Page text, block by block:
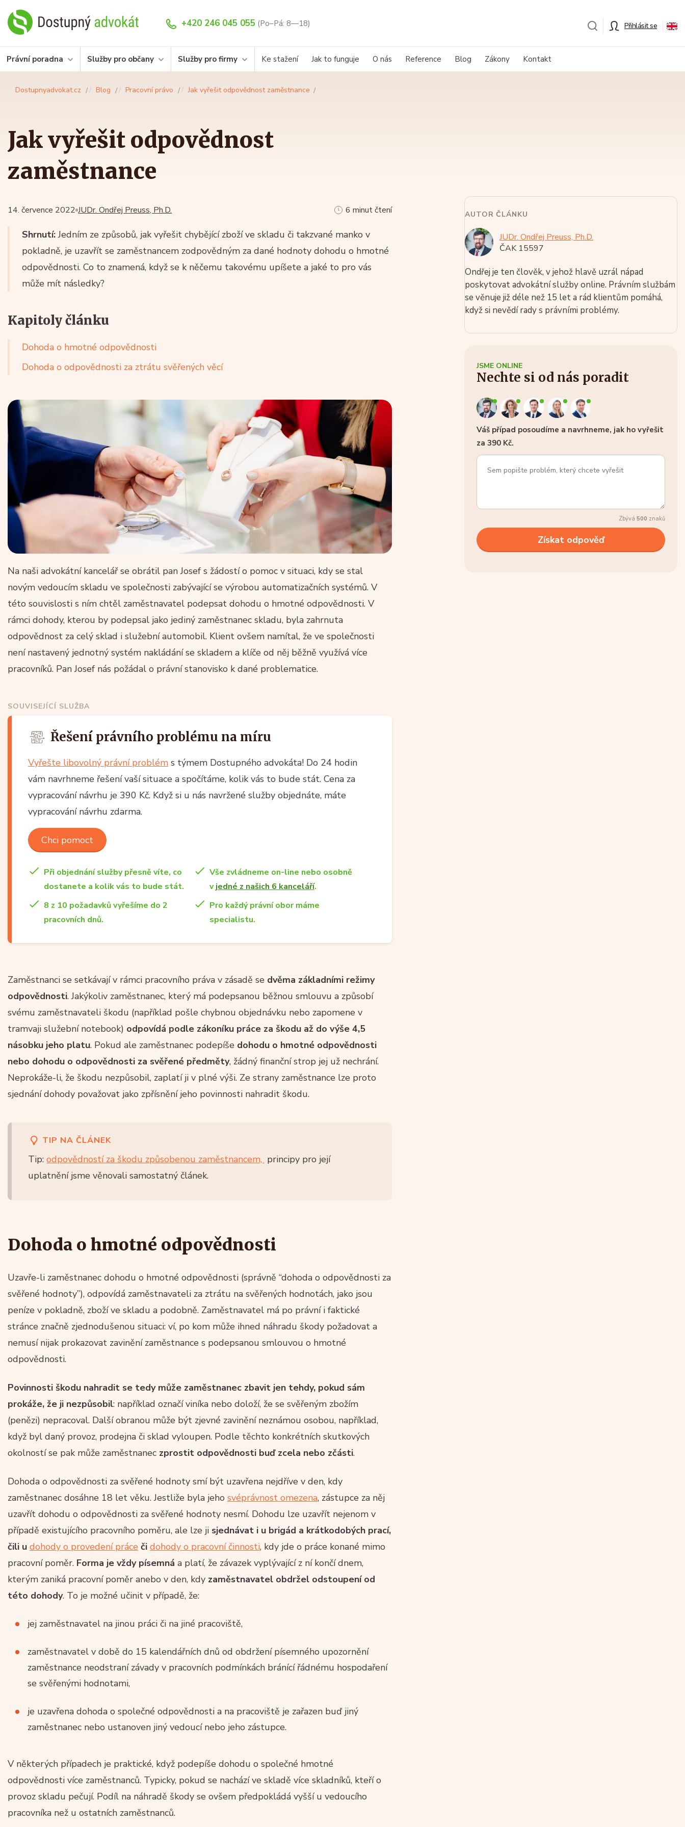
+420 246 045 055 (Po–Pá: 8—18) Přihlásit se
Právní poradna Služby pro občany Služby pro firmy Ke stažení Jak to funguje O nás Reference Blog Zákony Kontakt
Dostupnyadvokat.cz Blog Pracovní právo Jak vyřešit odpovědnost zaměstnance
Jak vyřešit odpovědnost
zaměstnance
JUDr. Ondřej Preuss, Ph.D.
14. července 2022 6 minut čtení
Shrnutí:Jedním ze způsobů, jak vyřešit chybějící zboží ve skladu či takzvané manko v
pokladně, je uzavřít se zaměstnancem zodpovědným za dané hodnoty dohodu o hmotné
odpovědnosti. Co to znamená, když se k něčemu takovému upíšete a jaké to pro vás
může mít následky?
Kapitoly článku
Dohoda o hmotné odpovědnosti
Dohoda o odpovědnosti za ztrátu svěřených věcí
Na naši advokátní kancelář se obrátil pan Josef s žádostí o pomoc v situaci, kdy se stal
novým vedoucím skladu ve společnosti zabývající se výrobou automatizačních systémů. V
této souvislosti s ním chtěl zaměstnavatel podepsat dohodu o hmotné odpovědnosti. V
rámci dohody, kterou by podepsal jako jediný zaměstnanec skladu, byla zahrnuta
odpovědnost za celý sklad i služební automobil. Klient ovšem namítal, že ve společnosti
není nastavený jednotný systém nakládání se skladem a klíče od něj běžně využívá více
pracovníků. Pan Josef nás požádal o právní stanovisko k dané problematice.
SOUVISEJÍCÍ SLUŽBA
Řešení právního problému na míru
Vyřešte libovolný právní problém s týmem Dostupného advokáta! Do 24 hodin
vám navrhneme řešení vaší situace a spočítáme, kolik vás to bude stát. Cena za
vypracování návrhu je 390 Kč. Když si u nás navržené služby objednáte, máte
vypracování návrhu zdarma.
Chci pomoct
Při objednání služby přesně víte, co
dostanete a kolik vás to bude stát.
Vše zvládneme on-line nebo osobně
vjedné z našich 6 kanceláří.
8 z 10 požadavků vyřešíme do 2
pracovních dnů.
Pro každý právní obor máme
specialistu.
Zaměstnanci se setkávají v rámci pracovního práva v zásadě se dvěma základními režimy
odpovědnosti. Jakýkoliv zaměstnanec, který má podepsanou běžnou smlouvu a způsobí
svému zaměstnavateli škodu (například pošle chybnou objednávku nebo zapomene v
tramvaji služební notebook) odpovídá podle zákoníku práce za škodu až do výše 4,5
násobku jeho platu. Pokud ale zaměstnanec podepíše dohodu o hmotné odpovědnosti
nebo dohodu o odpovědnosti za svěřené předměty, žádný finanční strop jej už nechrání.
Neprokáže-li, že škodu nezpůsobil, zaplatí ji v plné výši. Ze strany zaměstnance lze proto
sjednání dohody považovat jako zpřísnění jeho povinnosti nahradit škodu.
TIP NA ČLÁNEK
Tip: odpovědností za škodu způsobenou zaměstnancem, principy pro její
uplatnění jsme věnovali samostatný článek.
Dohoda o hmotné odpovědnosti
Uzavře-li zaměstnanec dohodu o hmotné odpovědnosti (správně “dohoda o odpovědnosti za
svěřené hodnoty”), odpovídá zaměstnavateli za ztrátu na svěřených hodnotách, jako jsou
peníze v pokladně, zboží ve skladu a podobně. Zaměstnavatel má po právní i faktické
stránce značně zjednodušenou situaci: ví, po kom může ihned náhradu škody požadovat a
nemusí nijak prokazovat zavinění zaměstnance s podepsanou smlouvou o hmotné
odpovědnosti.
Povinnosti škodu nahradit se tedy může zaměstnanec zbavit jen tehdy, pokud sám
prokáže, že ji nezpůsobil: například označí viníka nebo doloží, že se svěřeným zbožím
(penězi) nepracoval. Další obranou může být zjevné zavinění neznámou osobou, například,
když byl daný provoz, prodejna či sklad vyloupen. Podle těchto konkrétních skutkových
okolností se pak může zaměstnanec zprostit odpovědnosti buď zcela nebo zčásti.
Dohoda o odpovědnosti za svěřené hodnoty smí být uzavřena nejdříve v den, kdy
zaměstnanec dosáhne 18 let věku. Jestliže byla jeho svéprávnost omezena, zástupce za něj
uzavřít dohodu o odpovědnosti za svěřené hodnoty nesmí. Dohodu lze uzavřít nejenom v
případě existujícího pracovního poměru, ale lze ji sjednávat i u brigád a krátkodobých prací,
čili u dohody o provedení práce či dohody o pracovní činnosti, kdy jde o práce konané mimo
pracovní poměr. Forma je vždy písemná a platí, že závazek vyplývající z ní končí dnem,
kterým zaniká pracovní poměr anebo v den, kdy zaměstnavatel obdržel odstoupení od
této dohody. To je možné učinit v případě, že:
jej zaměstnavatel na jinou práci či na jiné pracoviště,
zaměstnavatel v době do 15 kalendářních dnů od obdržení písemného upozornění
zaměstnance neodstraní závady v pracovních podmínkách bránící řádnému hospodaření
se svěřenými hodnotami,
je uzavřena dohoda o společné odpovědnosti a na pracoviště je zařazen buď jiný
zaměstnanec nebo ustanoven jiný vedoucí nebo jeho zástupce.
V některých případech je praktické, když podepíše dohodu o společné hmotné
odpovědnosti více zaměstnanců. Typicky, pokud se nachází ve skladě více skladníků, kteří o
provoz skladu pečují. Podíl na náhradě škody se ovšem předpokládá vyšší u vedoucího
pracovníka než u ostatních zaměstnanců.
AUTOR ČLÁNKU
JUDr. Ondřej Preuss, Ph.D.
ČAK 15597
Ondřej je ten člověk, v jehož hlavě uzrál nápad
poskytovat advokátní služby online. Právním službám
se věnuje již déle než 15 let a rád klientům pomáhá,
když si nevědí rady s právními problémy.
JSME ONLINE
Nechte si od nás poradit
Váš případ posoudíme a navrhneme, jak ho vyřešit
za 390 Kč.
Zbývá 500 znaků